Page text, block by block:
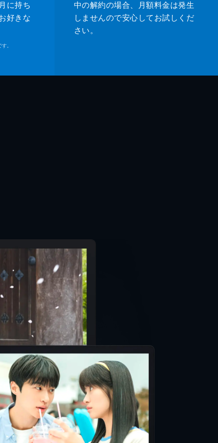
に持ち
好きな
。
中の解約の場合、月額料金は発生
しませんので安心してお試しくだ
さい。